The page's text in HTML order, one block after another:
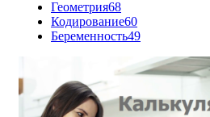
Геометрия68
Кодирование60
Беременность49